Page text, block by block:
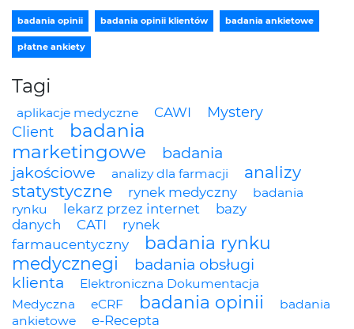
badania opinii badania opinii klientów badania ankietowe
płatne ankiety
Tagi
aplikacje medyczne CAWI
Mystery
Client
badania
marketingowe
badania
jakościowe
analizy dla farmacji
analizy
statystyczne
rynek medyczny
badania
rynku
lekarz przez internet
bazy
danych
CATI
rynek
farmaucentyczny
badania rynku
medycznegi
badania obsługi
klienta
Elektroniczna Dokumentacja
Medyczna
eCRF badania opinii
badania
ankietowe
e-Recepta